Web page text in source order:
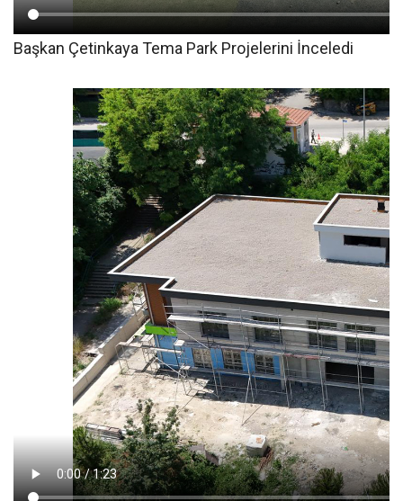
Başkan Çetinkaya Tema Park Projelerini İnceledi